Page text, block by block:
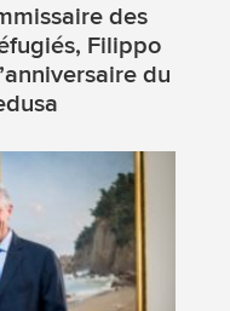
des
Filippo
du